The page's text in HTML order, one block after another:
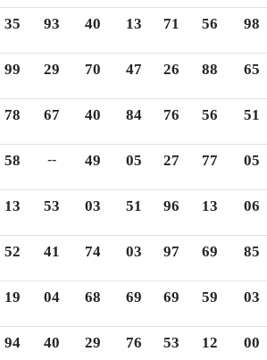
35 93 40 13 71 56 98
99 29 70 47 26 88 65
78 67 40 84 76 56 51
58 -- 49 05 27 77 05
13 53 03 51 96 13 06
52 41 74 03 97 69 85
19 04 68 69 69 59 03
94 40 29 76 53 12 00